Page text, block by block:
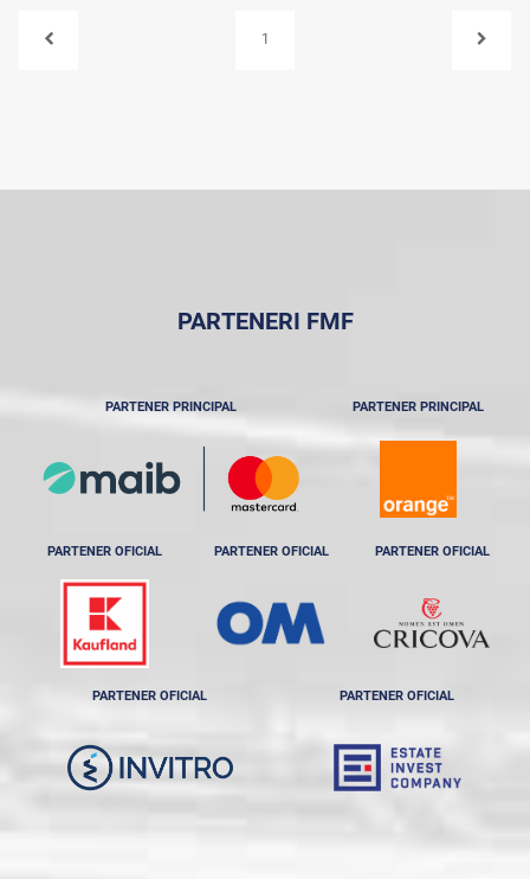
1
PARTENERI FMF
PARTENER PRINCIPAL PARTENER PRINCIPAL
PARTENER OFICIAL PARTENER OFICIAL PARTENER OFICIAL
PARTENER OFICIAL PARTENER OFICIAL